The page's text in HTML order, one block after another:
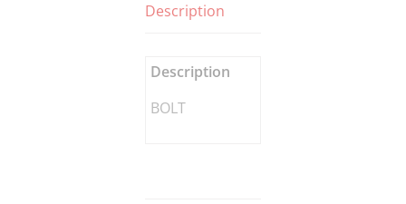
Description
Description
BOLT